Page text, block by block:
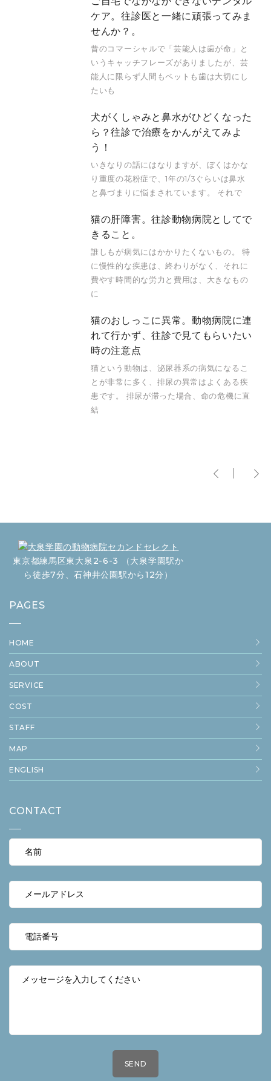
ケア。往診医と一緒に頑張ってみま
せんか？。
昔のコマーシャルで「芸能人は歯が命」と
いうキャッチフレーズがありましたが、芸
能人に限らず人間もペットも歯は大切にし
たいも
犬がくしゃみと鼻水がひどくなった
ら？往診で治療をかんがえてみよ
う！
いきなりの話にはなりますが、ぼくはかな
り重度の花粉症で、1年の1/3ぐらいは鼻水
と鼻づまりに悩まされています。 それで
猫の肝障害。往診動物病院としてで
きること。
誰しもが病気にはかかりたくないもの。 特
に慢性的な疾患は、終わりがなく、それに
費やす時間的な労力と費用は、大きなもの
に
猫のおしっこに異常。動物病院に連
れて行かず、往診で見てもらいたい
時の注意点
猫という動物は、泌尿器系の病気になるこ
とが非常に多く、排尿の異常はよくある疾
患です。 排尿が滞った場合、命の危機に直
結
東京都練馬区東大泉2-6-3 （大泉学園駅か
ら徒歩7分、石神井公園駅から12分）
PAGES
HOME
ABOUT
SERVICE
COST
STAFF
MAP
ENGLISH
CONTACT